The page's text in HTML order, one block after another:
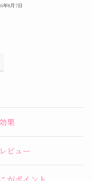
年8月7日
果
ビュー